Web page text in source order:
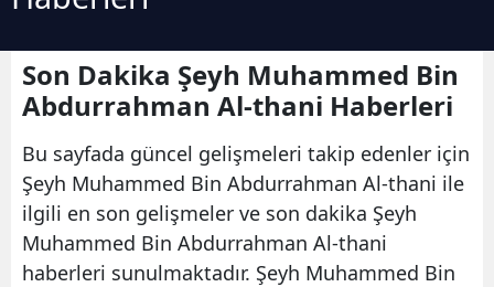
Son Dakika Şeyh Muhammed Bin
Abdurrahman Al-thani Haberleri
Bu sayfada güncel gelişmeleri takip edenler için
Şeyh Muhammed Bin Abdurrahman Al-thani ile
ilgili en son gelişmeler ve son dakika Şeyh
Muhammed Bin Abdurrahman Al-thani
haberleri sunulmaktadır. Şeyh Muhammed Bin